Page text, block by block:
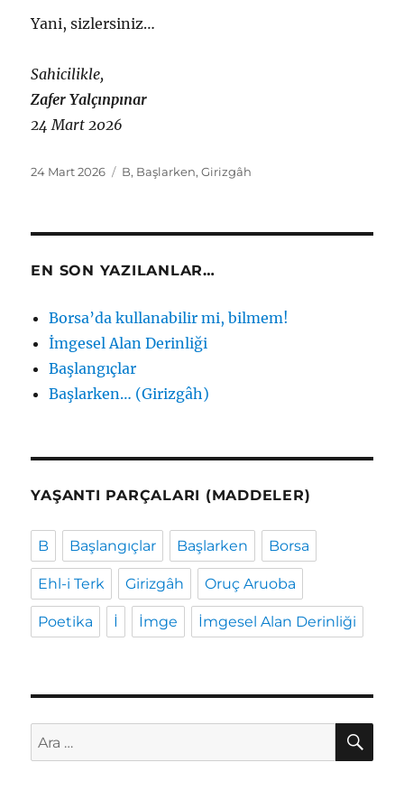
Yani, sizlersiniz…
Sahicilikle,
Zafer Yalçınpınar
24 Mart 2026
Yayın
24 Mart 2026 Etiketler
B, Başlarken,Girizgâh
EN SON YAZILANLAR…
Borsa’da kullanabilir mi, bilmem!
İmgesel Alan Derinliği
Başlangıçlar
Başlarken… (Girizgâh)
YAŞANTI PARÇALARI (MADDELER)
B Başlangıçlar Başlarken Borsa
Ehl-i Terk Girizgâh Oruç Aruoba
Poetika İ İmge İmgesel Alan Derinliği
Ara: